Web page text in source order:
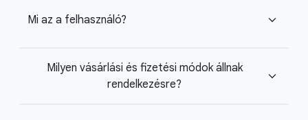
Mi az a felhasználó? expand_more
Milyen vásárlási és fizetési módok állnak
rendelkezésre?
expand_more